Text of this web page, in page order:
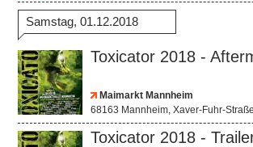
Samstag, 01.12.2018
Toxicator 2018 -
Maimarkt Mannheim
68163 Mannheim, Xaver-Fuhr-
Toxicator 2018 -